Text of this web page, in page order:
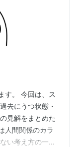
す。 今回は、ス
去にうつ状態・
見解をまとめた
人間関係のカラ
い考え方の一例